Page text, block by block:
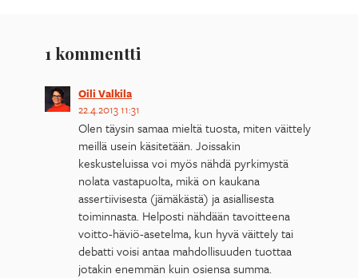
1 kommentti
Oili Valkila
22.4.2013 11:31
Olen täysin samaa mieltä tuosta, miten väittely
meillä usein käsitetään. Joissakin
keskusteluissa voi myös nähdä pyrkimystä
nolata vastapuolta, mikä on kaukana
assertiivisesta (jämäkästä) ja asiallisesta
toiminnasta. Helposti nähdään tavoitteena
voitto-häviö-asetelma, kun hyvä väittely tai
debatti voisi antaa mahdollisuuden tuottaa
jotakin enemmän kuin osiensa summa.